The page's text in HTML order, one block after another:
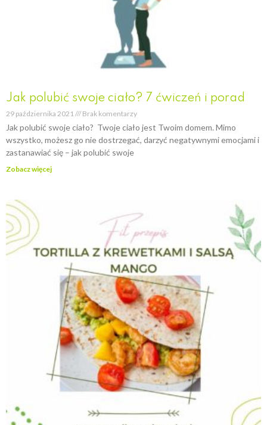
Jak polubić swoje ciało? 7 ćwiczeń i porad
29 października 2021 Brak komentarzy
Jak polubić swoje ciało? Twoje ciało jest Twoim domem. Mimo
wszystko, możesz go nie dostrzegać, darzyć negatywnymi emocjami i
zastanawiać się – jak polubić swoje
Zobacz więcej